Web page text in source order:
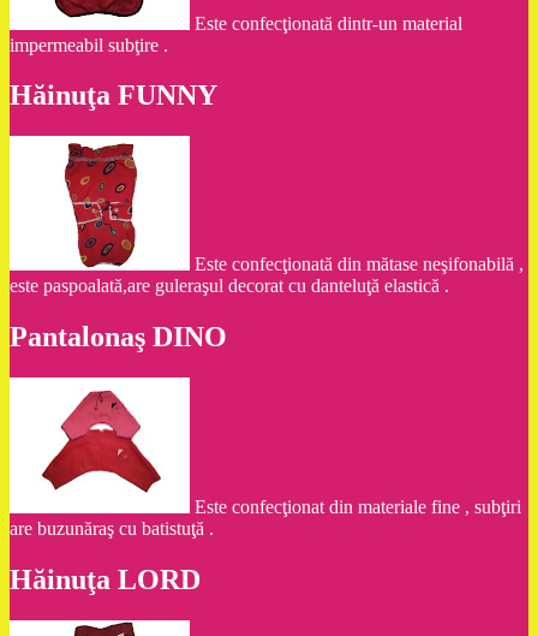
Este confecţionată dintr-un material
impermeabil subţire .
Hăinuţa FUNNY
Este confecţionată din mătase neşifonabilă ,
este paspoalată,are guleraşul decorat cu danteluţă elastică .
Pantalonaş DINO
Este confecţionat din materiale fine , subţiri
are buzunăraş cu batistuţă .
Hăinuţa LORD